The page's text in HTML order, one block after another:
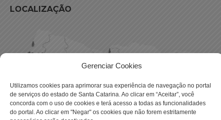
Gerenciar Cookies
Utilizamos cookies para aprimorar sua experiência de navegação no portal
de serviços do estado de Santa Catarina. Ao clicar em “Aceitar”, você
concorda com o uso de cookies e terá acesso a todas as funcionalidades
do portal. Ao clicar em "Negar" os cookies que não forem estritamente
LOCALIZAÇÃO